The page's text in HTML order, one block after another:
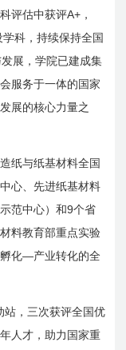
评估中获评A+ ，
学科，持续保持全国
展，学院已建成集
服务于一体的国家
展的核心力量之
纸与纸基材料全国
心、先进纸基材料
范中心）和9个省
料教育部重点实验
化—产业转化的全
站，三次获评全国优
人才，助力国家重